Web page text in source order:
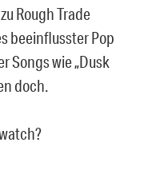
Rough Trade
beeinflusster Pop
Songs wie „Dusk
doch.